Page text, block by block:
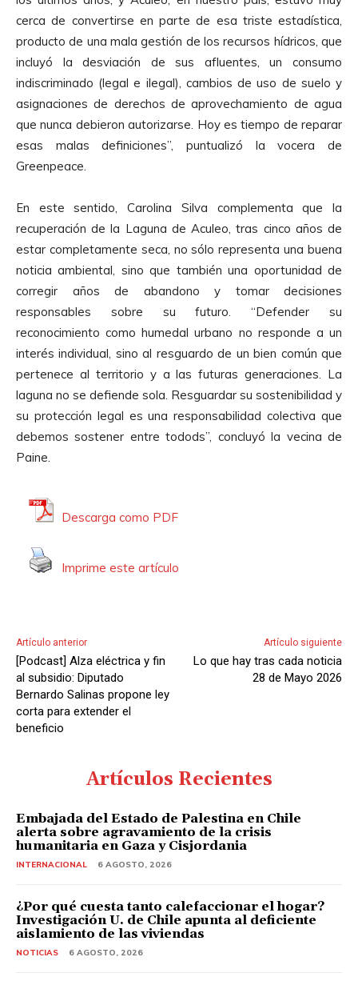
cerca de convertirse en parte de esa triste estadística,
producto de una mala gestión de los recursos hídricos, que
incluyó la desviación de sus afluentes, un consumo
indiscriminado (legal e ilegal), cambios de uso de suelo y
asignaciones de derechos de aprovechamiento de agua
que nunca debieron autorizarse. Hoy es tiempo de reparar
esas malas definiciones”, puntualizó la vocera de
Greenpeace.
En este sentido, Carolina Silva complementa que la
recuperación de la Laguna de Aculeo, tras cinco años de
estar completamente seca, no sólo representa una buena
noticia ambiental, sino que también una oportunidad de
corregir años de abandono y tomar decisiones
responsables sobre su futuro. “Defender su
reconocimiento como humedal urbano no responde a un
interés individual, sino al resguardo de un bien común que
pertenece al territorio y a las futuras generaciones. La
laguna no se defiende sola. Resguardar su sostenibilidad y
su protección legal es una responsabilidad colectiva que
debemos sostener entre todods”, concluyó la vecina de
Paine.
Descarga como PDF
Imprime este artículo
Artículo anterior
[Podcast] Alza eléctrica y fin
al subsidio: Diputado
Bernardo Salinas propone ley
corta para extender el
beneficio
Artículo siguiente
Lo que hay tras cada noticia
28 de Mayo 2026
Artículos Recientes
Embajada del Estado de Palestina en Chile
alerta sobre agravamiento de la crisis
humanitaria en Gaza y Cisjordania
INTERNACIONAL 6 AGOSTO, 2026
¿Por qué cuesta tanto calefaccionar el hogar?
Investigación U. de Chile apunta al deficiente
aislamiento de las viviendas
NOTICIAS 6 AGOSTO, 2026